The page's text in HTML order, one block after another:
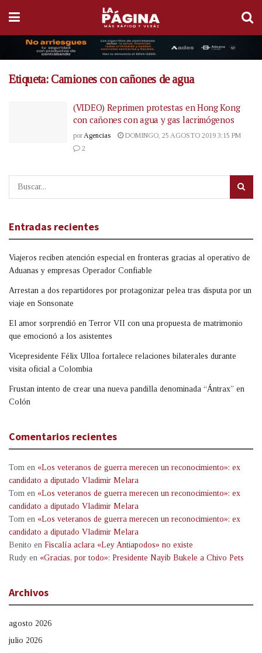
Etiqueta: Camiones con cañones de agua
(VIDEO) Reprimen protestas en Hong Kong
con cañones con agua y gas lacrimógenos
por Agencias
DOMINGO, 25 AGOSTO 2019 3:15 PM
2
Entradas recientes
Viajeros reciben atención especial en fronteras gracias al operativo de
Aduanas y empresas Operador Confiable
Arrestan a dos repartidores por protagonizar pelea tras disputa por un
viaje en Sonsonate
El amor sorprendió en Terror VII con una propuesta de matrimonio
que emocionó a los asistentes
Vicepresidente Félix Ulloa fortalece relaciones bilaterales durante
visita oficial a Colombia
Frustan intento de crear una nueva pandilla denominada “Ántrax” en
Colón
Comentarios recientes
Tom en «Los veteranos de guerra merecen un reconocimiento»: ex
candidato a diputado Vladimir Melara
Tom en «Los veteranos de guerra merecen un reconocimiento»: ex
candidato a diputado Vladimir Melara
Tom en «Los veteranos de guerra merecen un reconocimiento»: ex
candidato a diputado Vladimir Melara
Benito en Fiscalía aclara «Ley Antiapodos» no existe
Rudy en «Gracias, por todo»: Presidente Nayib Bukele a Chivo Pets
Archivos
agosto 2026
julio 2026